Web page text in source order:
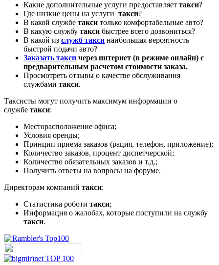
Какие дополнительные услуги предоставляет такси?
Где низкие цены на услуги такси?
В какой службе такси только комфортабельные авто?
В какую службу такси быстрее всего дозвониться?
В какой из служб такси наибольшая вероятность
быстрой подачи авто?
Заказать такси через интернет (в режиме онлайн) с
предварительным расчетом стоимости заказа.
Просмотреть отзывы о качестве обслуживания
службами такси.
Таксисты могут получить максимум информации о
службе такси:
Месторасположение офиса;
Условия оренды;
Принцип приема заказов (рация, телефон, приложение);
Количество заказов, процент диспетчерской;
Количество обязательных заказов и т.д.;
Получить ответы на вопросы на форуме.
Директорам компаний такси:
Статистика роботи такси;
Информация о жалобах, которые поступили на службу
такси.